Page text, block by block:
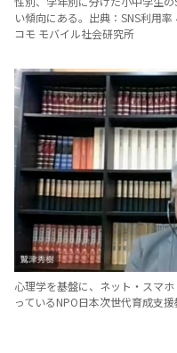
い傾向にある。出典：SNS利用
コモ モバイル社会研究所
心理学を基盤に、ネット・スマ
っているNPO日本次世代育成支